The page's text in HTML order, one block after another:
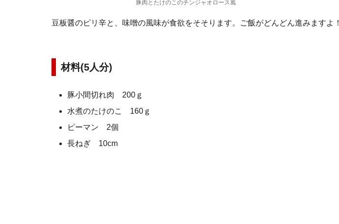
豚肉とたけのこのチンジャオロース風
豆板醤のピリ辛と、味噌の風味が食欲をそそります。ご飯がどんどん進みますよ！
材料(5人分)
豚小間切れ肉 200ｇ
水煮のたけのこ 160ｇ
ピーマン 2個
長ねぎ 10cm